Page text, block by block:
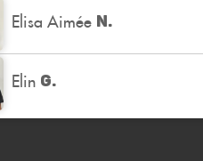
Elisa Aimée N.
Elin G.